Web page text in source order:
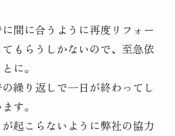
間に合うように再度リフォー
もらうしかないので、至急依
に。
繰り返しで一日が終わってし
す。
起こらないように弊社の協力